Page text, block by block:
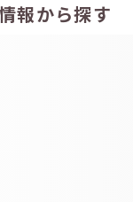
報から探す